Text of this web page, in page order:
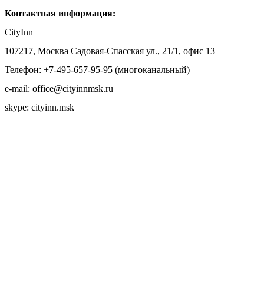
Контактная информация:
CityInn
107217, Москва Садовая-Спасская ул., 21/1, офис 13
Телефон: +7-495-657-95-95 (многоканальный)
e-mail: office@cityinnmsk.ru
skype: cityinn.msk